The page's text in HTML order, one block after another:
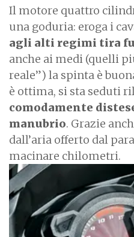
Il motore quattro
una goduria: eroga i
agli alti regimi tira
anche ai medi (quelli
reale”) la spinta è
è ottima, si sta seduti
comodamente
manubrio. Grazie
dall’aria offerto dal
macinare chilometri.
I
m
a
g